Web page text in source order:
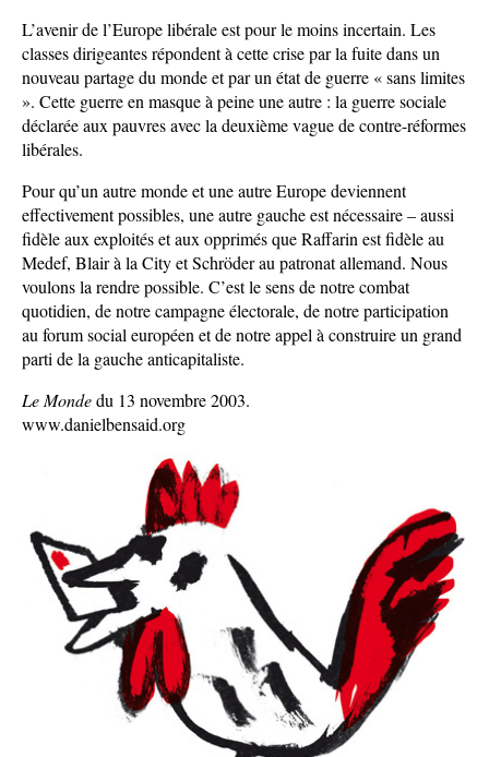
L’avenir de l’Europe libérale est pour le moins incertain. Les
classes dirigeantes répondent à cette crise par la fuite dans un
nouveau partage du monde et par un état de guerre « sans limites
». Cette guerre en masque à peine une autre : la guerre sociale
déclarée aux pauvres avec la deuxième vague de contre-réformes
libérales.
Pour qu’un autre monde et une autre Europe deviennent
effectivement possibles, une autre gauche est nécessaire – aussi
fidèle aux exploités et aux opprimés que Raffarin est fidèle au
Medef, Blair à la City et Schröder au patronat allemand. Nous
voulons la rendre possible. C’est le sens de notre combat
quotidien, de notre campagne électorale, de notre participation
au forum social européen et de notre appel à construire un grand
parti de la gauche anticapitaliste.
Le Mondedu 13 novembre 2003.
www.danielbensaid.org